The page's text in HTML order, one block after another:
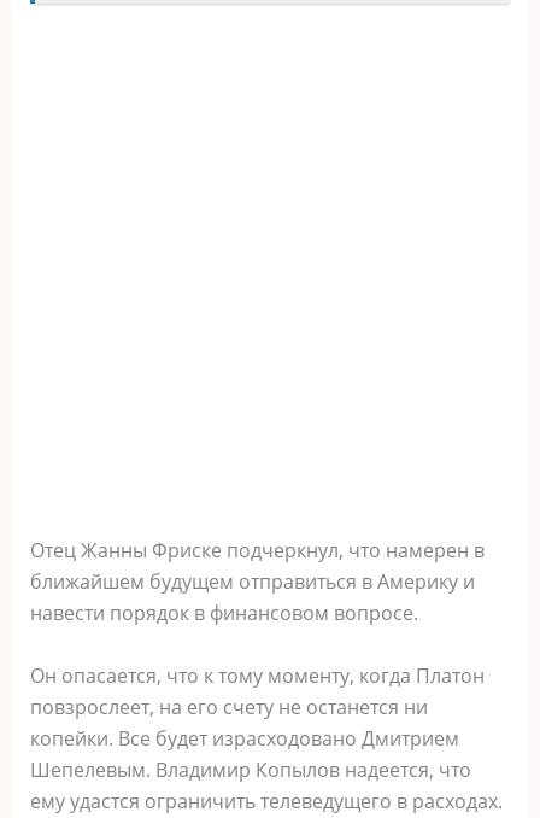
Отец Жанны Фриске подчеркнул, что намерен в
ближайшем будущем отправиться в Америку и
навести порядок в финансовом вопросе.
Он опасается, что к тому моменту, когда Платон
повзрослеет, на его счету не останется ни
копейки. Все будет израсходовано Дмитрием
Шепелевым. Владимир Копылов надеется, что
ему удастся ограничить телеведущего в расходах.